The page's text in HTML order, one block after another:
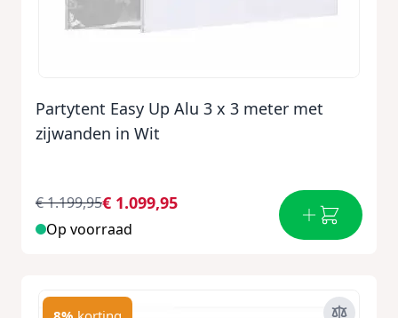
Partytent Easy Up Alu 3 x 3 meter met
zijwanden in Wit
€ 1.099,95
€ 1.199,95
Op voorraad